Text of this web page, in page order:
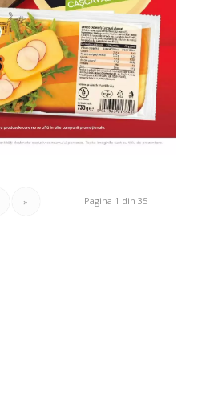
Pagina 1 din 35
»